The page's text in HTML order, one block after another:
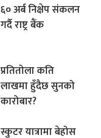
६० अर्ब निक्षेप संकलन
गर्दै राष्ट्र बैंक
प्रतितोला कति
लाखमा हुँदैछ सुनको
कारोबार?
स्कुटर यात्रामा बेहोस